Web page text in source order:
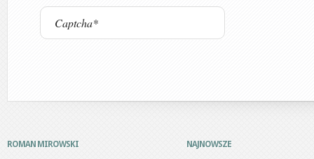
ROMAN MIROWSKI NAJNOWSZE